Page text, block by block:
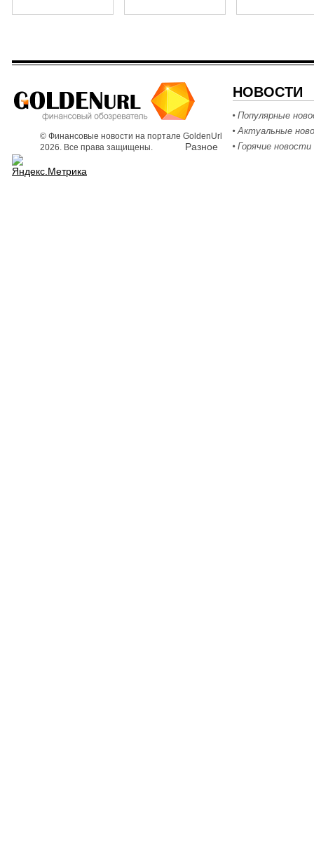
© Финансовые новости на портале GoldenUrl
2026. Все права защищены.
Разное
НОВОСТИ
Популярные
Актуальные
Горячие новости